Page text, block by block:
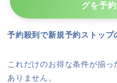
グを予
予約殺到で新規予約ストップ
これだけのお得な条件が揃
ありません。